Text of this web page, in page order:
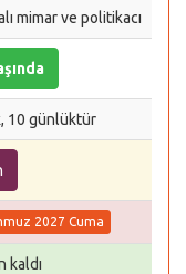
mimar ve politikacı
10 günlüktür
2027 Cuma
kaldı